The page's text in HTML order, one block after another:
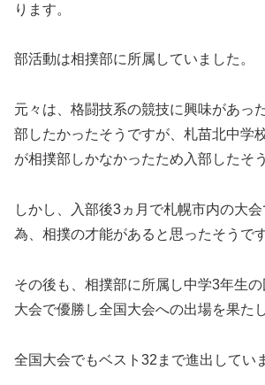
ります。
部活動は相撲部に所属していました。
元々は、格闘技系の競技に興味があっ
部したかったそうですが、札苗北中学
が相撲部しかなかったため入部したそ
しかし、入部後3ヵ月で札幌市内の大
為、相撲の才能があると思ったそうです
その後も、相撲部に所属し中学3年生
大会で優勝し全国大会への出場を果た
全国大会でもベスト32まで進出してい